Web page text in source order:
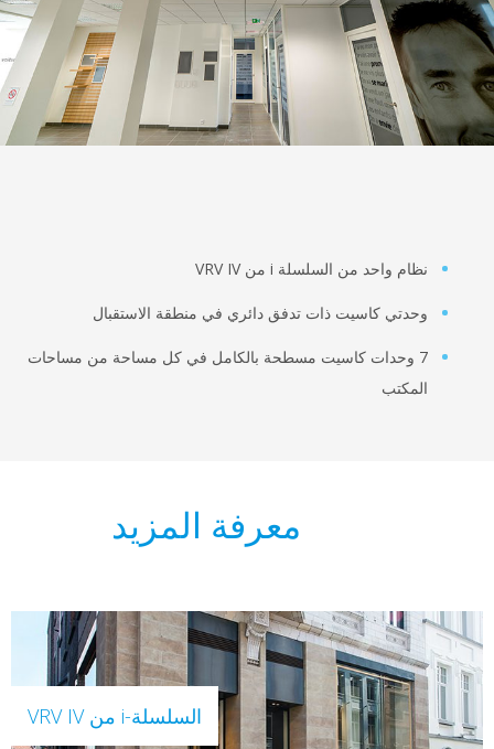
نظام واحد من السلسلة i من VRV IV
وحدتي كاسيت ذات تدفق دائري في منطقة الاستقبال
7 وحدات كاسيت مسطحة بالكامل في كل مساحة من مساحات
المكتب
معرفة المزيد
السلسلة-i من VRV IV